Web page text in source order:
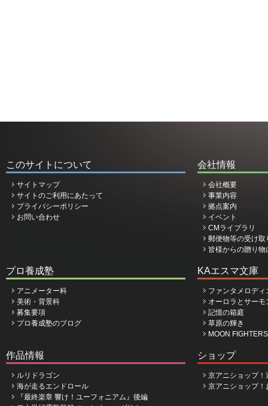
このサイトについて
サイトマップ
サイトのご利用にあたって
プライバシーポリシー
お問い合わせ
会社情報
会社概要
事業内容
拠点案内
イベント
CMライブラリ
郵便物等の受け取
皆様からの贈り
プロ養成塾
アニメーター科
美術・背景科
募集要項
プロ養成塾のブログ
KAエスマ文庫
ファンタメロデ
オーロラとサーモ
記憶の箱庭
草原の輝き
MOON
作品情報
ルリドラゴン
海が走るエンドロール
『最終楽章 響け！ユーフォニアム』後編
ショップ
京アニショップ！
京アニショップ！